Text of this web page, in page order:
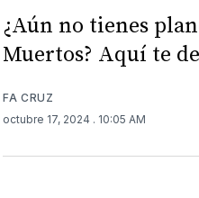
¿Aún no tienes
Muertos? Aquí te
FA CRUZ
octubre 17, 2024 . 10:05 AM